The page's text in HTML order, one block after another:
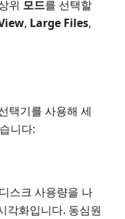
위 모드를 선택할
, Large Files,
택기를 사용해 세
니다:
스크 사용량을 나
각화입니다. 동심원